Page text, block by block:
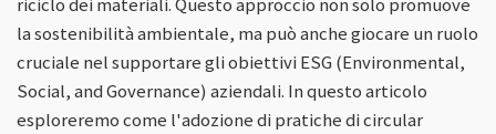
la sostenibilità ambientale, ma può anche giocare un ruolo
cruciale nel supportare gli obiettivi ESG (Environmental,
Social, and Governance) aziendali. In questo articolo
esploreremo come l'adozione di pratiche di circular